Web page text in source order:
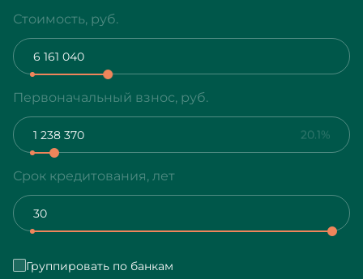
Стоимость, руб.
Первоначальный взнос, руб.
20.1%
Срок кредитования, лет
Группировать по банкам